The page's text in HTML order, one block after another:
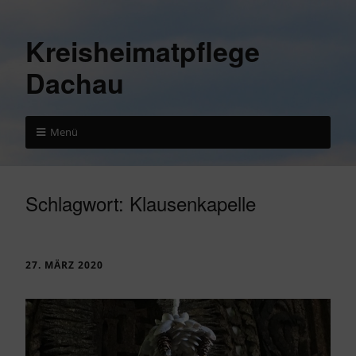
Kreisheimatpflege
Dachau
Menü
Schlagwort: Klausenkapelle
27. MÄRZ 2020